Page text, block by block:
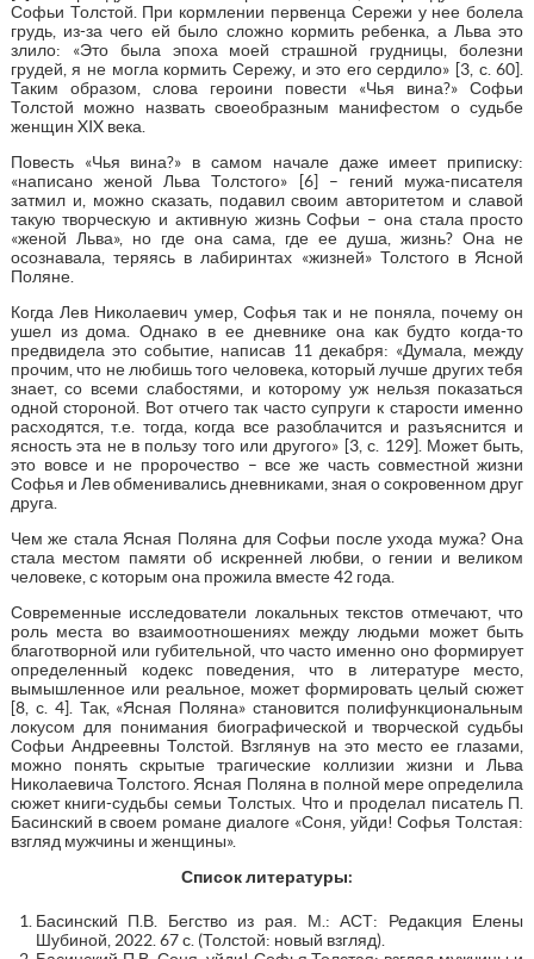
Софьи Толстой. При кормлении первенца Сережи у нее болела
грудь, из-за чего ей было сложно кормить ребенка, а Льва это
злило: «Это была эпоха моей страшной грудницы, болезни
грудей, я не могла кормить Сережу, и это его сердило» [3, с. 60].
Таким образом, слова героини повести «Чья вина?» Софьи
Толстой можно назвать своеобразным манифестом о судьбе
женщин XIX века.
Повесть «Чья вина?» в самом начале даже имеет приписку:
«написано женой Льва Толстого» [6] – гений мужа-писателя
затмил и, можно сказать, подавил своим авторитетом и славой
такую творческую и активную жизнь Софьи – она стала просто
«женой Льва», но где она сама, где ее душа, жизнь? Она не
осознавала, теряясь в лабиринтах «жизней» Толстого в Ясной
Поляне.
Когда Лев Николаевич умер, Софья так и не поняла, почему он
ушел из дома. Однако в ее дневнике она как будто когда-то
предвидела это событие, написав 11 декабря: «Думала, между
прочим, что не любишь того человека, который лучше других тебя
знает, со всеми слабостями, и которому уж нельзя показаться
одной стороной. Вот отчего так часто супруги к старости именно
расходятся, т.е. тогда, когда все разоблачится и разъяснится и
ясность эта не в пользу того или другого» [3, с. 129]. Может быть,
это вовсе и не пророчество – все же часть совместной жизни
Софья и Лев обменивались дневниками, зная о сокровенном друг
друга.
Чем же стала Ясная Поляна для Софьи после ухода мужа? Она
стала местом памяти об искренней любви, о гении и великом
человеке, с которым она прожила вместе 42 года.
Современные исследователи локальных текстов отмечают, что
роль места во взаимоотношениях между людьми может быть
благотворной или губительной, что часто именно оно формирует
определенный кодекс поведения, что в литературе место,
вымышленное или реальное, может формировать целый сюжет
[8, с. 4]. Так, «Ясная Поляна» становится полифункциональным
локусом для понимания биографической и творческой судьбы
Софьи Андреевны Толстой. Взглянув на это место ее глазами,
можно понять скрытые трагические коллизии жизни и Льва
Николаевича Толстого. Ясная Поляна в полной мере определила
сюжет книги-судьбы семьи Толстых. Что и проделал писатель П.
Басинский в своем романе диалоге «Соня, уйди! Софья Толстая:
взгляд мужчины и женщины».
Список литературы:
Басинский П.В. Бегство из рая. М.: АСТ: Редакция Елены
Шубиной, 2022. 67 с. (Толстой: новый взгляд).